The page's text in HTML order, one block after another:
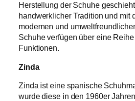
Herstellung der Schuhe
handwerklicher Tradition und mit
modernen und
Schuhe verfügen über eine
Funktionen.
Zinda
Zinda ist eine spanische
wurde diese in den 1960er